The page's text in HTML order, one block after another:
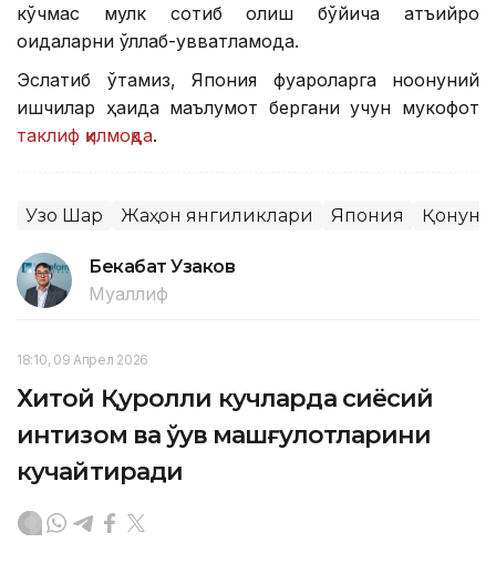
кўчмас мулк сотиб олиш бўйича қатъийроқ
қоидаларни қўллаб-қувватламоқда.
Эслатиб ўтамиз, Япония фуқароларга ноқонуний
ишчилар ҳақида маълумот бергани учун мукофот
таклиф қилмоқда.
Узоқ Шарқ Жаҳон янгиликлари Япония Қонун ва
Бекабат Узаков
Муаллиф
18:10, 09 Апрел 2026
Хитой Қуролли кучларда сиёсий
интизом ва ўқув машғулотларини
кучайтиради